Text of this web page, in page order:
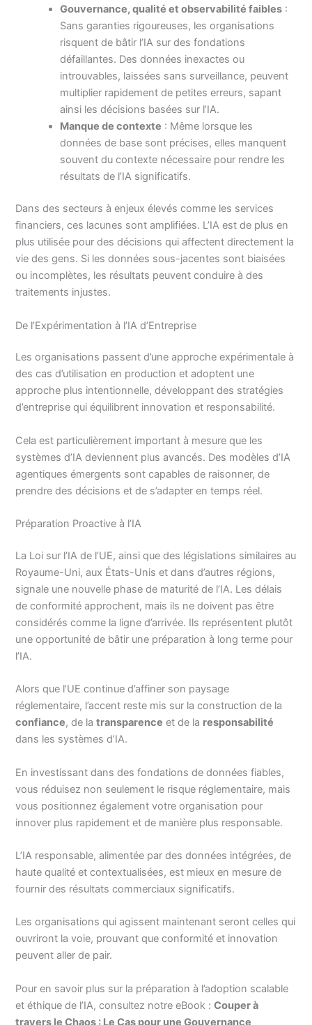
Gouvernance, qualité et observabilité faibles :
Sans garanties rigoureuses, les organisations
risquent de bâtir l’IA sur des fondations
défaillantes. Des données inexactes ou
introuvables, laissées sans surveillance, peuvent
multiplier rapidement de petites erreurs, sapant
ainsi les décisions basées sur l’IA.
Manque de contexte : Même lorsque les
données de base sont précises, elles manquent
souvent du contexte nécessaire pour rendre les
résultats de l’IA significatifs.
Dans des secteurs à enjeux élevés comme les services
financiers, ces lacunes sont amplifiées. L’IA est de plus en
plus utilisée pour des décisions qui affectent directement la
vie des gens. Si les données sous-jacentes sont biaisées
ou incomplètes, les résultats peuvent conduire à des
traitements injustes.
De l’Expérimentation à l’IA d’Entreprise
Les organisations passent d’une approche expérimentale à
des cas d’utilisation en production et adoptent une
approche plus intentionnelle, développant des stratégies
d’entreprise qui équilibrent innovation et responsabilité.
Cela est particulièrement important à mesure que les
systèmes d’IA deviennent plus avancés. Des modèles d’IA
agentiques émergents sont capables de raisonner, de
prendre des décisions et de s’adapter en temps réel.
Préparation Proactive à l’IA
La Loi sur l’IA de l’UE, ainsi que des législations similaires au
Royaume-Uni, aux États-Unis et dans d’autres régions,
signale une nouvelle phase de maturité de l’IA. Les délais
de conformité approchent, mais ils ne doivent pas être
considérés comme la ligne d’arrivée. Ils représentent plutôt
une opportunité de bâtir une préparation à long terme pour
l’IA.
Alors que l’UE continue d’affiner son paysage
réglementaire, l’accent reste mis sur la construction de la
confiance, de latransparence et de la responsabilité
dans les systèmes d’IA.
En investissant dans des fondations de données fiables,
vous réduisez non seulement le risque réglementaire, mais
vous positionnez également votre organisation pour
innover plus rapidement et de manière plus responsable.
L’IA responsable, alimentée par des données intégrées, de
haute qualité et contextualisées, est mieux en mesure de
fournir des résultats commerciaux significatifs.
Les organisations qui agissent maintenant seront celles qui
ouvriront la voie, prouvant que conformité et innovation
peuvent aller de pair.
Pour en savoir plus sur la préparation à l’adoption scalable
et éthique de l’IA, consultez notre eBook :Couper à
travers le Chaos : Le Cas pour une Gouvernance